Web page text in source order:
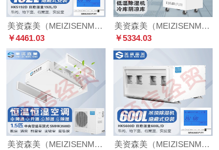
美资森美（MEIZISENMEI） 吊顶除湿机壁挂式工业中央抽湿机地下室管道除湿器吸顶式 HK5192D 日除湿量192L/D
￥4461.03
美资森美（MEIZISENMEI） 低温除湿机工业冷库抽湿器医药食品仓库除湿机0℃不结冰 DWHK5168BE【低温除湿】
￥5334.03
美资森美（MEIZISENMEI） 除湿机酒窖恒温 恒湿档案室实验室机房仓库精密空调机房用 SMHK3500D(吊顶1.5P)
美资森美（MEIZISENMEI） 吊顶除湿机壁挂式工业中央抽湿机地下室管道除湿器吸顶式 HK5600D 日除湿量600L/D